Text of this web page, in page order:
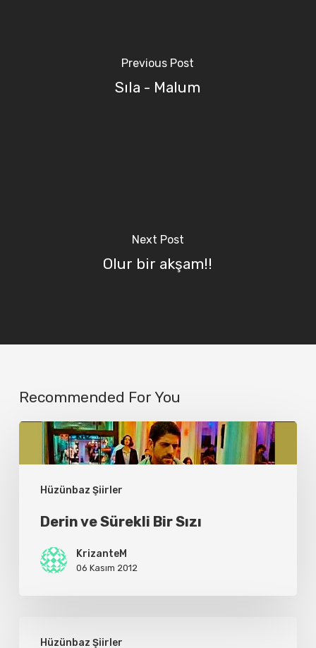
Previous Post
Sıla - Malum
Next Post
Olur bir akşam!!
Recommended For You
Hüzünbaz Şiirler
Derin
Derin ve Sürekli Bir Sızı
KrizanteM
06 Kasım 2012
Hüzünbaz Şiirler